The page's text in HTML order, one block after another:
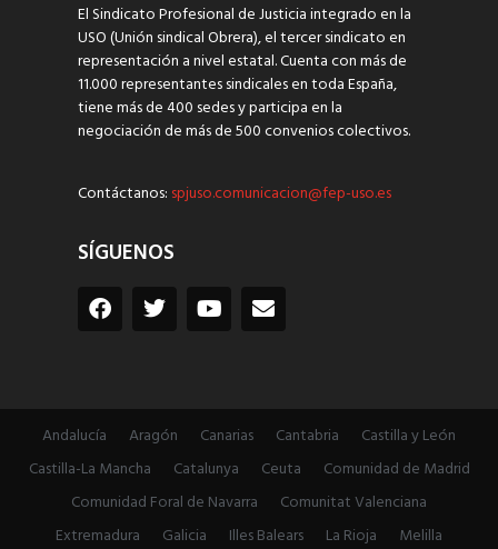
El Sindicato Profesional de Justicia integrado en la
USO (Unión sindical Obrera), el tercer sindicato en
representación a nivel estatal. Cuenta con más de
11.000 representantes sindicales en toda España,
tiene más de 400 sedes y participa en la
negociación de más de 500 convenios colectivos.
Contáctanos: spjuso.comunicacion@fep-uso.es
SÍGUENOS
Andalucía Aragón Canarias Cantabria
Castilla y León
Castilla-La Mancha
Catalunya Ceuta
Comunidad de Madrid
Comunidad Foral de Navarra
Comunitat Valenciana
Extremadura
Galicia Illes Balears La Rioja Melilla